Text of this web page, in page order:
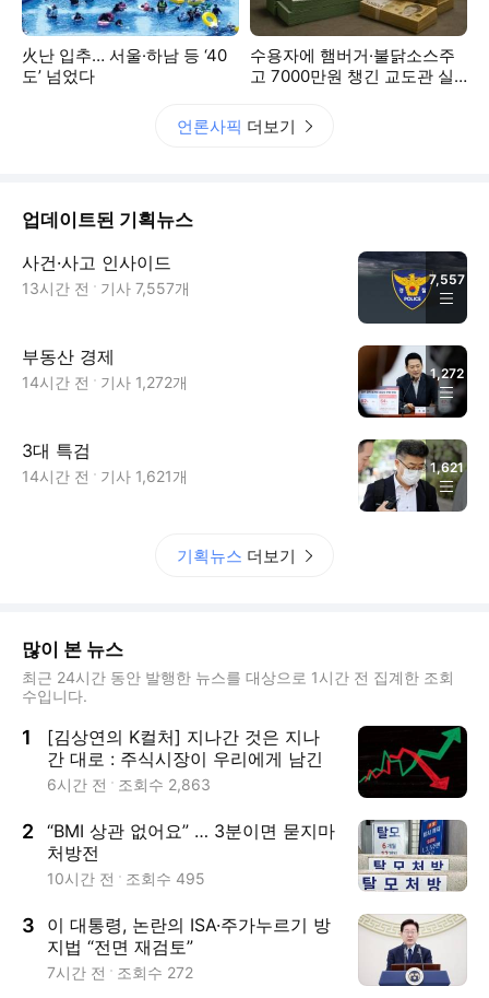
火난 입추… 서울·하남 등 ‘40
도’ 넘었다
수용자에 햄버거·불닭소스주
고 7000만원 챙긴 교도관 실
언론사픽 더보기
업데이트된 기획뉴스
사건·사고 인사이드
13시간 전 기사 7,557개 7,557
부동산 경제
14시간 전 기사 1,272개 1,272
3대 특검
14시간 전 기사 1,621개 1,621
기획뉴스 더보기
많이 본 뉴스
최근 24시간 동안 발행한 뉴스를 대상으로 1시간 전 집계한 조회
수입니다.
1
[김상연의 K컬처] 지나간 것은 지나
간 대로 : 주식시장이 우리에게 남긴
것
6시간 전 조회수 2,863
2 “BMI 상관 없어요” … 3분이면 묻지마
처방전
10시간 전 조회수 495
3
이 대통령, 논란의 ISA·주가누르기 방
지법 “전면 재검토”
7시간 전 조회수 272